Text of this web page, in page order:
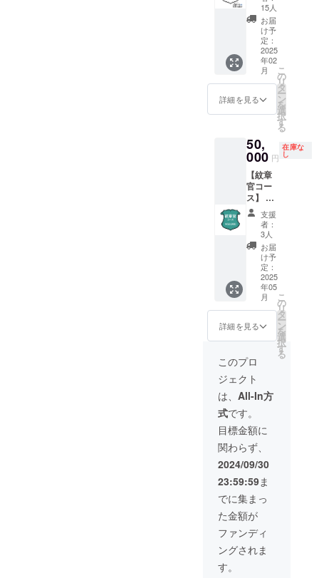
イベン
トにも
ご招待
しま
す。当
日は直
売会・
会も予
定して
ご希望
の方に
はその
場でサ
インを
入れさ
せてい
ただき
ます。
なお、
会場ま
での旅
費や滞
在費は
くださ
い。
名でも
大丈夫
です。
(公序良
俗に反
するも
のを除
く) ・出
版記念
ト(東京)
待 2025
年2月頃
に東京
都内で
開催予
定の出
版記念
イベン
トにも
ご招待
しま
す。当
日は直
売会・
サイン
定して
います
ご希望
の方に
はその
場でサ
入れさ
せてい
ただき
ます。
なお、
会場ま
での旅
費や滞
在費は
各自で
ご負担
くださ
い。
援時、
必ず備
考欄に
掲載を
希望さ
れるお
名前を
ご記入
くださ
く、ハ
ンドル
や通称
名、
SNS等
のアカ
ウント
名でも
大丈夫
です。
(公序良
俗に反
するも
のを除
く) ・出
版記念
ト(関西)
にご招
年4月頃
に大阪
たは京
都市内
で開催
予定の
出版記
ントに
もご招
す。当
日は直
サイン
では以
下の特
典をご
用意し
ていま
す。 ・
限定
ブック
カバー
×1
er様と
コラボ
した本
格ス
コット
ラン
ド・
タータ
ン生地
の特製
ブック
カバー
をお送
りしま
す。な
お、ご
支援に
下の注
ご確認
くださ
い。 注
意1)こ
ちらの
リター
ンは
「すで
援いた
だいた
方向
け」の
追加
コース
となり
15人
お届
け予
定：
2025
年02
月
詳細を見る
こ
の
リ
タ
ー
ン
を
選
択
す
る
50,
000 円
在庫な
し
【紋章
官コー
ス】 こ
ちらの
コース
では、
以下の
特典を
ご用意
してい
ます。
・お名
前の掲
載 ・サ
イン入
・オリ
ジナル
栞×1 感
謝の気
持ちを
込め
て、巻
末に掲
載を希
望され
るお名
前を掲
載させ
ていた
だきま
す。ま
た、サ
イン入
支援
者：
3人
お届
け予
定：
2025
年05
月
詳細を見る
こ
の
リ
タ
ー
ン
を
選
択
す
る
このプロ
ジェクト
は、 All-In方
式です。
目標金額に
関わらず、
2024/09/30
23:59:59ま
でに集まっ
た金額が
ファンディ
ングされま
す。